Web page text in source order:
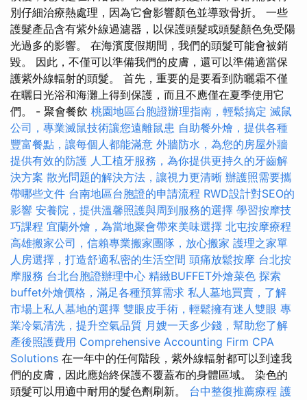
別仔細治療熱處理，因為它會影響顏色並導致骨折。 一些
護髮產品含有紫外線過濾器，以保護頭髮或頭髮顏色免受陽
光過多的影響。 在海濱度假期間，我們的頭髮可能會被銷
毀。 因此，不僅可以準備我們的皮膚，還可以準備適當保
護紫外線輻射的頭髮。 首先，重要的是要看到防曬霜不僅
在曬日光浴和海灘上得到保護，而且不應僅在夏季使用它
們。 - 聚會餐飲 桃園地區台胞證辦理指南，輕鬆搞定 滅鼠
公司，專業滅鼠技術讓您遠離鼠患 自助餐外燴，提供各種
豐富餐點，讓每個人都能滿意 外牆防水，為您的房屋外牆
提供有效的防護 人工植牙服務，為你提供更持久的牙齒解
決方案 散光問題的解決方法，讓視力更清晰 辦護照需要攜
帶哪些文件 台南地區台胞證的申請流程 RWD設計對SEO的
影響 安養院，提供溫馨照護與周到服務的選擇 學習按摩技
巧課程 宜蘭外燴，為當地聚會帶來美味選擇 北屯按摩療程
高雄搬家公司，信賴專業搬家團隊，放心搬家 護理之家單
人房選擇，打造舒適私密的生活空間 頭痛放鬆按摩 台北按
摩服務 台北台胞證辦理中心 精緻BUFFET外燴菜色 探索
buffet外燴價格，滿足各種預算需求 私人墓地買賣，了解
市場上私人墓地的選擇 雙眼皮手術，輕鬆擁有迷人雙眼 專
業冷氣清洗，提升空氣品質 月嫂一天多少錢，幫助您了解
產後照護費用 Comprehensive Accounting Firm CPA
Solutions 在一年中的任何階段，紫外線輻射都可以到達我
們的皮膚，因此應始終保護不覆蓋布的身體區域。 染色的
頭髮可以用適中耐用的髮色劑刷新。 台中整復推薦療程 護